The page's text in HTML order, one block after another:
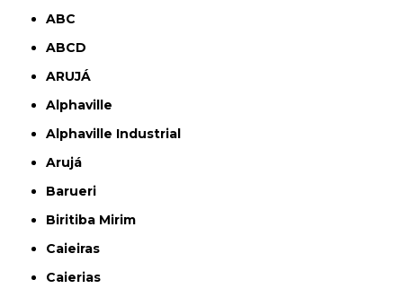
ABC
ABCD
ARUJÁ
Alphaville
Alphaville Industrial
Arujá
Barueri
Biritiba Mirim
Caieiras
Caierias